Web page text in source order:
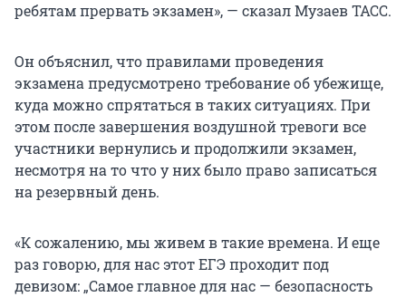
ребятам прервать экзамен», — сказал Музаев ТАСС.
Он объяснил, что правилами проведения
экзамена предусмотрено требование об убежище,
куда можно спрятаться в таких ситуациях. При
этом после завершения воздушной тревоги все
участники вернулись и продолжили экзамен,
несмотря на то что у них было право записаться
на резервный день.
«К сожалению, мы живем в такие времена. И еще
раз говорю, для нас этот ЕГЭ проходит под
девизом: „Самое главное для нас — безопасность